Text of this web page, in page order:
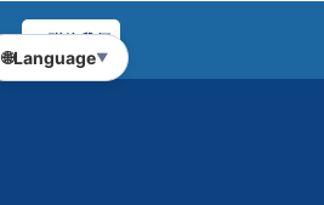
🌐Language▼
聯絡我們